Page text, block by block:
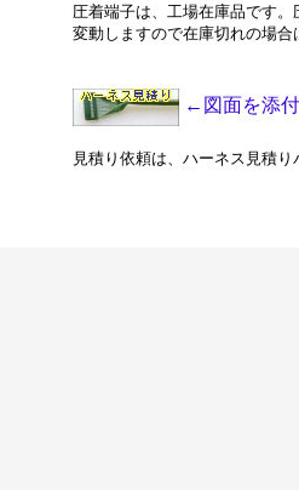
圧着端子は、工場在庫品です。
変動しますので在庫切れの場合
←図面を添付
見積り依頼は、ハーネス見積り